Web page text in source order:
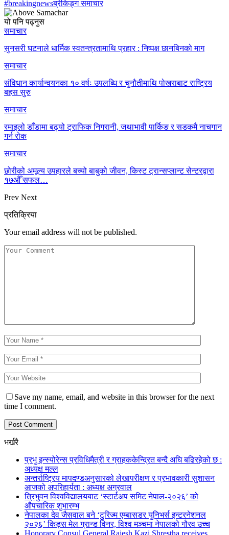
#breakingnewsब्रेकिङ्ग समाचार
यो पनि पढ्नुस
समाचार
सुनसरी घटनाले धार्मिक स्वतन्त्रतामाथि प्रहार : निष्पक्ष छानबिनको माग
समाचार
संविधान कार्यान्वयनका १० वर्षः उपलब्धि र चुनौतीमाथि पोखराबाट राष्ट्रिय
बहस सुरु
समाचार
रमाइलो डाँडामा बढ्यो ट्राफिक निगरानी, जथाभावी पार्किङ र सडकमै नाचगान
गर्न रोक
समाचार
छोरीको अमूल्य उपहारले बच्यो बाबुको जीवन, किस्ट ट्रान्सप्लान्ट सेन्टरद्वारा
१७औँ सफल…
Prev Next
प्रतिक्रिया
Your email address will not be published.
Save my name, email, and website in this browser for the next
time I comment.
भर्खरै
प्रभु इन्स्योरेन्स प्रविधिमैत्री र ग्राहककेन्द्रित बन्दै अघि बढिरहेको छ :
अध्यक्ष मल्ल
अन्तर्राष्ट्रिय मापदण्डअनुसारको लेखापरीक्षण र प्रभावकारी सुशासन
आजको अपरिहार्यता : अध्यक्ष अग्रवाल
त्रिभुवन विश्वविद्यालयबाट ‘स्टार्टअप समिट नेपाल-२०२६’ को
औपचारिक शुभारम्भ
नेपालका देव जैसवाल बने ‘टुरिज्म एम्बासडर युनिभर्स इन्टरनेशनल
२०२६’ किड्स मेल ग्रान्ड विनर, विश्व मञ्चमा नेपालको गौरव उच्च
Honorary Consul General Rajesh Kazi Shrestha receives